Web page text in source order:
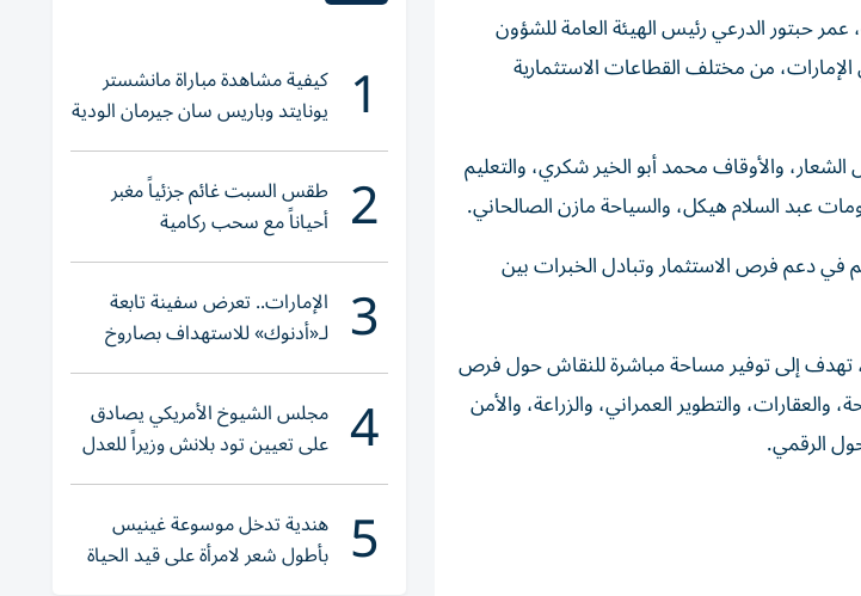
عمر حبتور الدرعي رئيس الهيئة العامة للشؤون
الإمارات، من مختلف القطاعات الاستثمارية
والأوقاف محمد أبو الخير شكري، والتعليم
عبد السلام هيكل، والسياحة مازن الصالحاني.
في دعم فرص الاستثمار وتبادل الخبرات بين
تهدف إلى توفير مساحة مباشرة للنقاش حول فرص
والعقارات، والتطوير العمراني، والزراعة، والأمن
الرقمي.
1 كيفية مشاهدة مباراة مانشستر
يونايتد وباريس سان جيرمان الودية
والقنوات الناقلة
2 طقس السبت غائم جزئياً مغبر
أحياناً مع سحب ركامية
3 الإمارات.. تعرض سفينة تابعة
لـ«أدنوك» للاستهداف بصاروخ
أثناء عبورها «هرمز»
4 مجلس الشيوخ الأمريكي يصادق
على تعيين تود بلانش وزيراً للعدل
5 هندية تدخل موسوعة غينيس
بأطول شعر لامرأة على قيد الحياة